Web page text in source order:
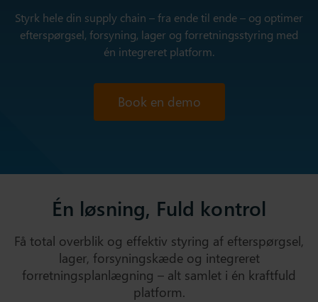
Styrk hele din supply chain – fra ende til ende – og optimer
efterspørgsel, forsyning, lager og forretningsstyring med
én integreret platform.
Book en demo
Én løsning, Fuld kontrol
Få total overblik og effektiv styring af efterspørgsel,
lager, forsyningskæde og integreret
forretningsplanlægning – alt samlet i én kraftfuld
platform.